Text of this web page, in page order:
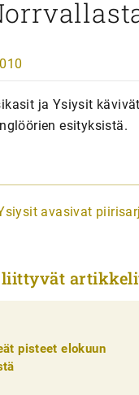
ja Ysiysit
esityksistä.
avasivat
liittyvät
pisteet elokuun